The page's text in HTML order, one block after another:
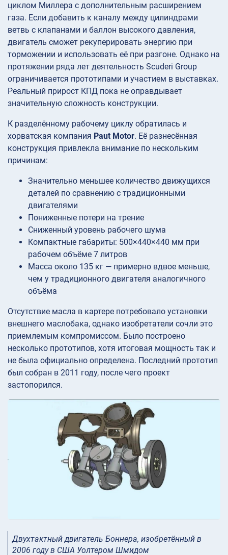
циклом Миллера с дополнительным расширением
газа. Если добавить к каналу между цилиндрами
ветвь с клапанами и баллон высокого давления,
двигатель сможет рекуперировать энергию при
торможении и использовать её при разгоне. Однако на
протяжении ряда лет деятельность Scuderi Group
ограничивается прототипами и участием в выставках.
Реальный прирост КПД пока не оправдывает
значительную сложность конструкции.
К разделённому рабочему циклу обратилась и
хорватская компания Paut Motor. Её разнесённая
конструкция привлекла внимание по нескольким
причинам:
Значительно меньшее количество движущихся
деталей по сравнению с традиционными
двигателями
Пониженные потери на трение
Сниженный уровень рабочего шума
Компактные габариты: 500×440×440 мм при
рабочем объёме 7 литров
Масса около 135 кг — примерно вдвое меньше,
чем у традиционного двигателя аналогичного
объёма
Отсутствие масла в картере потребовало установки
внешнего маслобака, однако изобретатели сочли это
приемлемым компромиссом. Было построено
несколько прототипов, хотя итоговая мощность так и
не была официально определена. Последний прототип
был собран в 2011 году, после чего проект
застопорился.
Двухтактный двигатель Боннера, изобретённый в
2006 году в США Уолтером Шмидом